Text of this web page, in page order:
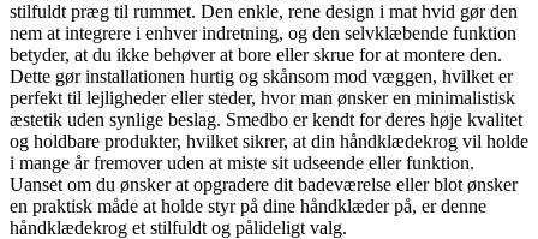
stilfuldt præg til rummet. Den enkle, rene design i mat hvid gør den
nem at integrere i enhver indretning, og den selvklæbende funktion
betyder, at du ikke behøver at bore eller skrue for at montere den.
Dette gør installationen hurtig og skånsom mod væggen, hvilket er
perfekt til lejligheder eller steder, hvor man ønsker en minimalistisk
æstetik uden synlige beslag. Smedbo er kendt for deres høje kvalitet
og holdbare produkter, hvilket sikrer, at din håndklædekrog vil holde
i mange år fremover uden at miste sit udseende eller funktion.
Uanset om du ønsker at opgradere dit badeværelse eller blot ønsker
en praktisk måde at holde styr på dine håndklæder på, er denne
håndklædekrog et stilfuldt og pålideligt valg.